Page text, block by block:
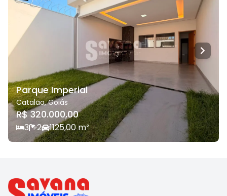
Parque Imperial
Catalão,Goiás
R$ 320.000,00
3 2 1125,00m²